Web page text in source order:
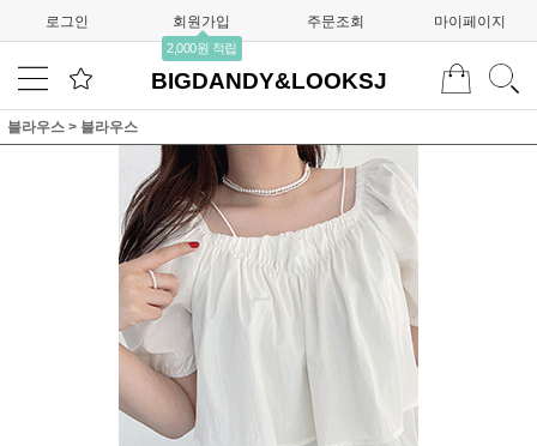
로그인 회원가입
2,000원 적립
주문조회 마이페이지
BIGDANDY&LOOKSJ
블라우스 > 블라우스